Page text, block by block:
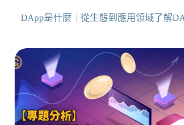
DApp是什麼｜從生態到應用領域了解